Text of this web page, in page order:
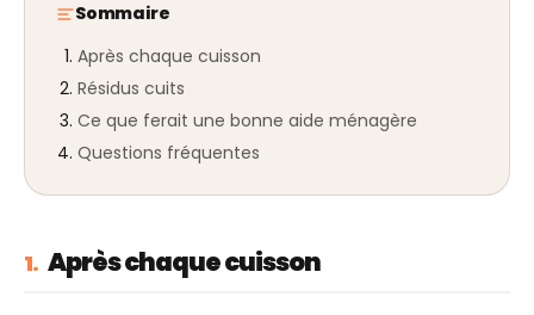
Sommaire
Après chaque cuisson
Résidus cuits
Ce que ferait une bonne aide ménagère
Questions fréquentes
1. Après chaque cuisson